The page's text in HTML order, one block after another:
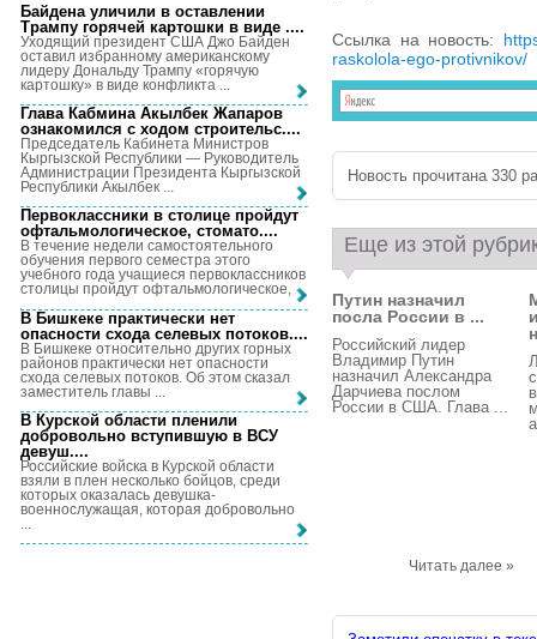
Ссылка на новость:
raskolola-ego-protivnikov/
Новость прочитана 330
Еще из этой
Путин назначил
посла России в ...
Российский лидер
Владимир Путин
назначил Александра
Дарчиева послом
России в США. Глава ...
Читать далее »
Байдена уличили в оставлении
Трампу горячей картошки в виде ....
Уходящий президент США Джо Байден
оставил избранному американскому
лидеру Дональду Трампу «горячую
картошку» в виде конфликта ...
Глава Кабмина Акылбек Жапаров
ознакомился с ходом строительс....
Председатель Кабинета Министров
Кыргызской Республики — Руководитель
Администрации Президента Кыргызской
Республики Акылбек ...
Первоклассники в столице пройдут
офтальмологическое, стомато....
В течение недели самостоятельного
обучения первого семестра этого
учебного года учащиеся первоклассников
столицы пройдут офтальмологическое, ...
В Бишкеке практически нет
опасности схода селевых потоков....
В Бишкеке относительно других горных
районов практически нет опасности
схода селевых потоков. Об этом сказал
заместитель главы ...
В Курской области пленили
добровольно вступившую в ВСУ
девуш....
Российские войска в Курской области
взяли в плен несколько бойцов, среди
которых оказалась девушка-
военнослужащая, которая добровольно
...